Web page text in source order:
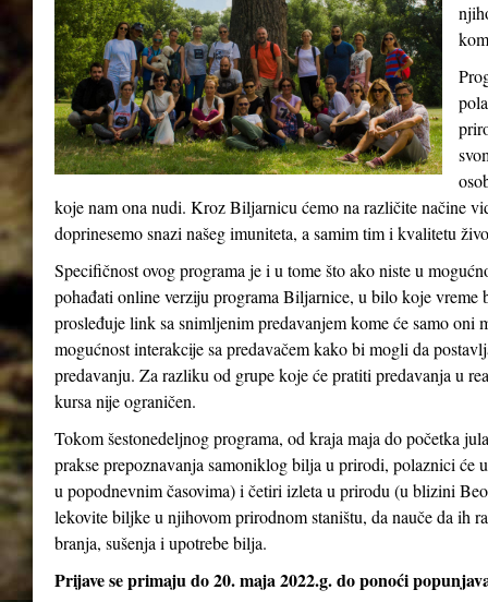
koje nam ona nudi. Kroz Biljarnicu ćemo na različite načine
doprinesemo snazi našeg imuniteta, a samim tim i kvalitetu
Specifičnost ovog programa je i u tome što ako niste u
pohađati online verziju programa Biljarnice, u bilo koje vreme
prosleđuje link sa snimljenim predavanjem kome će samo
mogućnost interakcije sa predavačem kako bi mogli da
predavanju. Za razliku od grupe koje će pratiti predavanja u
kursa nije ograničen.
Tokom šestonedeljnog programa, od kraja maja do početka
prakse prepoznavanja samoniklog bilja u prirodi, polaznici će
u popodnevnim časovima) i četiri izleta u prirodu (u blizini
lekovite biljke u njihovom prirodnom staništu, da nauče da ih
branja, sušenja i upotrebe bilja.
Prijave se primaju do 20. maja 2022.g. do ponoći